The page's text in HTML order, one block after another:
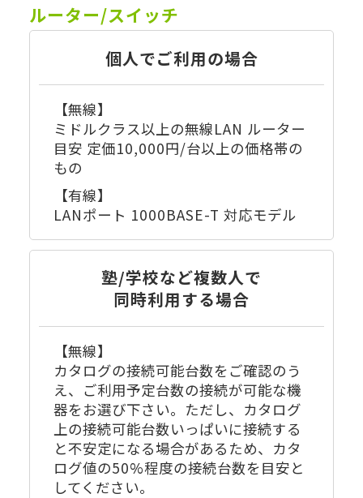
ルーター/スイッチ
個人でご利用の場合
【無線】
ミドルクラス以上の無線LAN ルーター
目安 定価10,000円/台以上の価格帯の
もの
【有線】
LANポート 1000BASE-T 対応モデル
塾/学校など複数人で
同時利用する場合
【無線】
カタログの接続可能台数をご確認のう
え、ご利用予定台数の接続が可能な機
器をお選び下さい。ただし、カタログ
上の接続可能台数いっぱいに接続する
と不安定になる場合があるため、カタ
ログ値の50%程度の接続台数を目安と
してください。